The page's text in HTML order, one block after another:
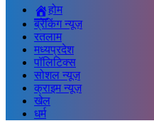
होम
ब्रेकिंग न्यूज़
रतलाम
मध्यप्रदेश
पॉलिटिक्स
सोशल न्यूज़
क्राइम न्यूज़
खेल
धर्म